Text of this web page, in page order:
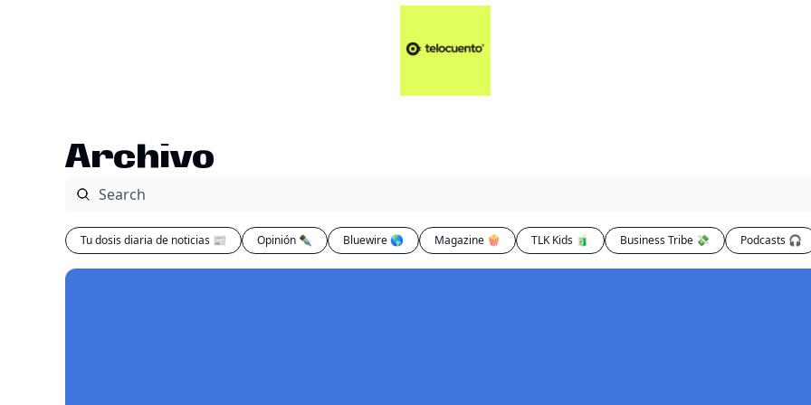
Archivo
Tu dosis diaria de noticias 📰 Opinión ✒️ Bluewire 🌎 Magazine 🍿 TLK Kids 🧃 Business Tribe 💸 Podcasts 🎧